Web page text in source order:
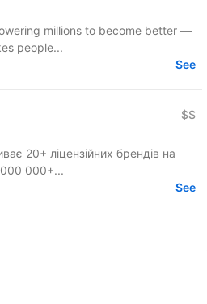
people...
See
$$
20+ ліцензійних брендів на
000 000+...
See